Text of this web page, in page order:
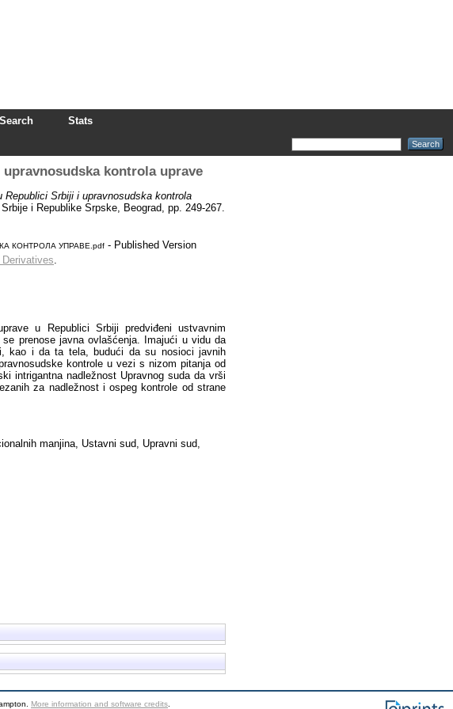
Stats
kontrola uprave
Republici Srbiji i upravnosudska kontrola
i Republike Srpske, Beograd, pp. 249-267.
КОНТРОЛА УПРАВЕ.pdf - Published Version
u Republici Srbiji predviđeni ustvavnim
prenose javna ovlašćenja. Imajući u vidu da
kao i da ta tela, budući da su nosioci javnih
kontrole u vezi s nizom pitanja od
intrigantna nadležnost Upravnog suda da vrši
za nadležnost i ospeg kontrole od strane
manjina, Ustavni sud, Upravni sud,
More information and software credits